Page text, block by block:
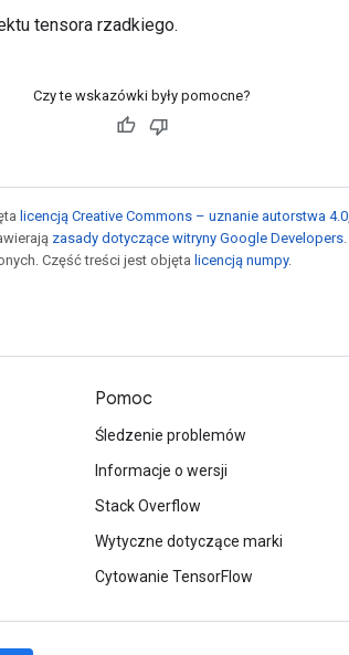
tensora rzadkiego.
Czy te wskazówki były pomocne?
licencją Creative Commons – uznanie autorstwa 4.0
zasady dotyczące witryny Google Developers
Część treści jest objęta licencją numpy.
Pomoc
Śledzenie problemów
Informacje o wersji
Stack Overflow
Wytyczne dotyczące marki
Cytowanie TensorFlow